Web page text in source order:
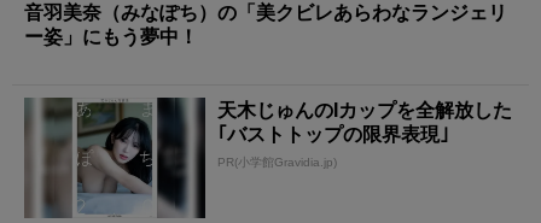
音羽美奈（みなぽち）の「美クビレあらわなランジェリ
ー姿」にもう夢中！
天木じゅんのIカップを全解放した
｢バストトップの限界表現｣
PR(小学館Gravidia.jp)